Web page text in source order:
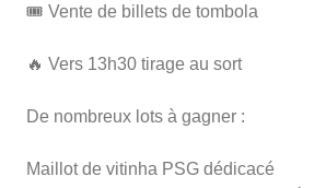
🎟️ Vente de billets de tombola
🔥 Vers 13h30 tirage au sort
De nombreux lots à gagner :
Maillot de vitinha PSG dédicacé